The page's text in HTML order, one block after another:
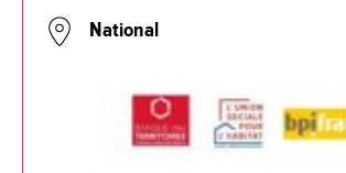
National